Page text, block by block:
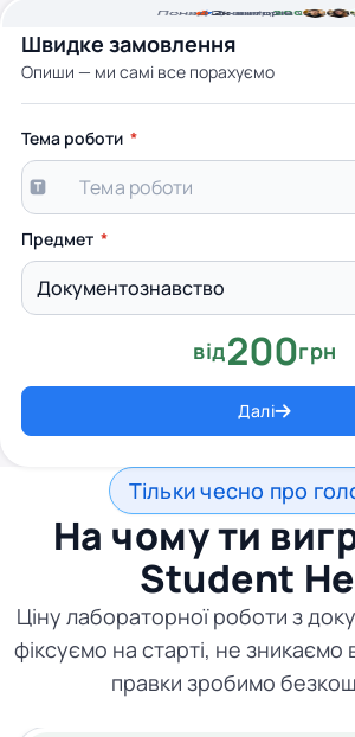
Швидке замовлення
Опиши — ми самі все порахуємо
2хвилини часу
Ціна від200 грн
Понад2кавторів
Тема роботи
Предмет
від200грн
Далі
Тільки чесно про
На чому ти
Student
Ціну лабораторної роботи з
фіксуємо на старті, не зникаємо
правки зробимо